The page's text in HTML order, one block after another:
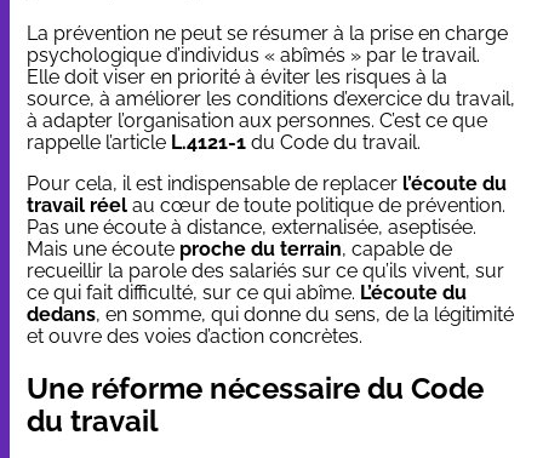
La prévention ne peut se résumer à la prise en charge
psychologique d’individus « abîmés » par le travail.
Elle doit viser en priorité à éviter les risques à la
source, à améliorer les conditions d’exercice du travail,
à adapter l’organisation aux personnes. C’est ce que
rappelle l’article L.4121-1 du Code du travail.
Pour cela, il est indispensable de replacer l’écoute du
travail réel au cœur de toute politique de prévention.
Pas une écoute à distance, externalisée, aseptisée.
Mais une écoute proche du terrain, capable de
recueillir la parole des salariés sur ce qu’ils vivent, sur
ce qui fait difficulté, sur ce qui abîme. L’écoute du
dedans, en somme, qui donne du sens, de la légitimité
et ouvre des voies d’action concrètes.
Une réforme nécessaire du Code
du travail